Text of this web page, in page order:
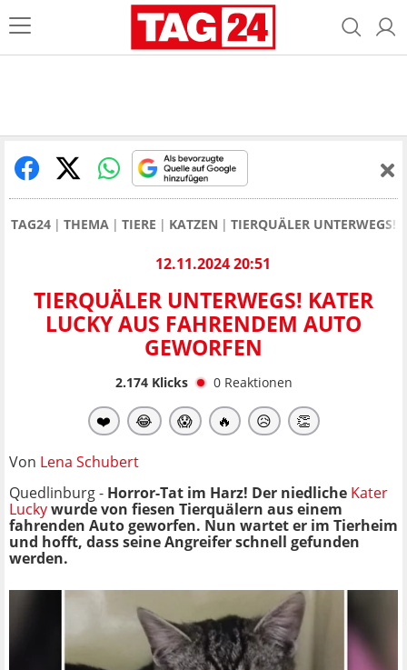
TAG24 THEMA TIERE KATZEN TIERQUÄLER UNTERWEGS!
12.11.2024 20:51
TIERQUÄLER UNTERWEGS! KATER
LUCKY AUS FAHRENDEM AUTO
GEWORFEN
2.174Klicks 0 Reaktionen
❤️ 😂 😱 🔥 😥 👏
Von Lena Schubert
Quedlinburg - Horror-Tat im Harz! Der niedliche Kater
Luckywurde von fiesen Tierquälern aus einem
fahrenden Auto geworfen. Nun wartet er im Tierheim
und hofft, dass seine Angreifer schnell gefunden
werden.